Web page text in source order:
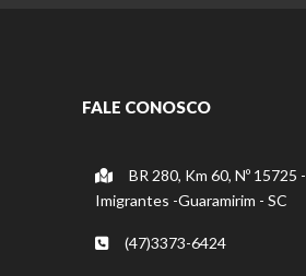
FALE CONOSCO
BR 280, Km 60, Nº 15725 -
Imigrantes -Guaramirim - SC
(47)3373-6424